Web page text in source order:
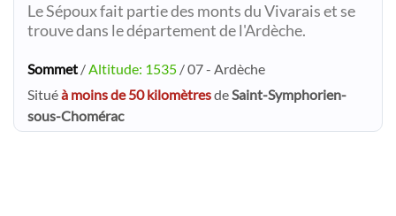
Le Sépoux fait partie des monts du Vivarais et se
trouve dans le département de l'Ardèche.
Sommet / Altitude: 1535 / 07 - Ardèche
Situéà moins de 50 kilomètresde Saint-Symphorien-
sous-Chomérac